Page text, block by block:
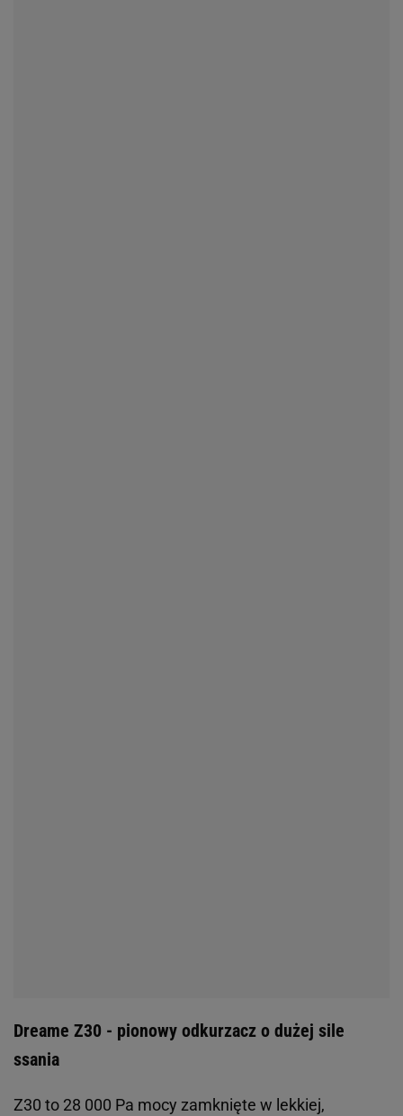
Dreame Z30 - pionowy odkurzacz o dużej sile
ssania
Z30 to 28 000 Pa mocy zamknięte w lekkiej,